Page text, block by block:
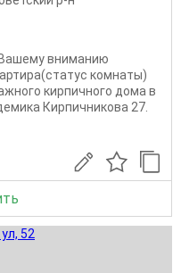
вниманию
комнаты)
кирпичного дома в
Кирпичникова 27.